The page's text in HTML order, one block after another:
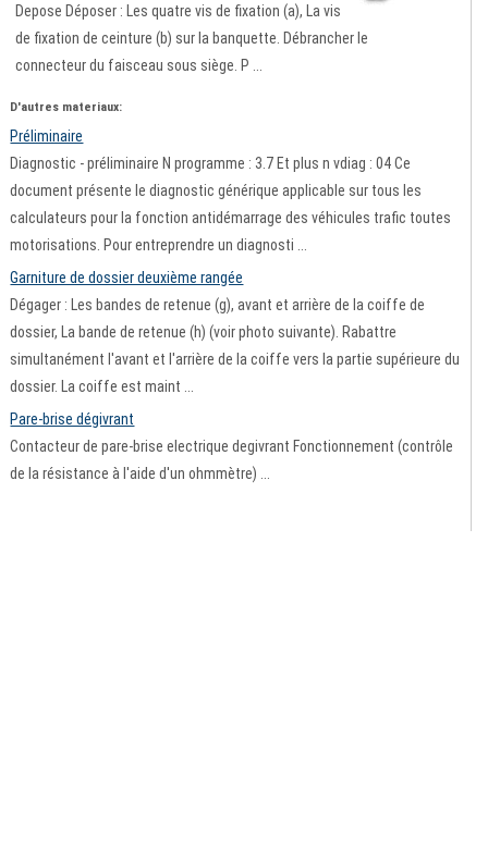
Depose Déposer : Les quatre vis de fixation (a), La vis
de fixation de ceinture (b) sur la banquette. Débrancher le
connecteur du faisceau sous siège. P ...
D'autres materiaux:
Préliminaire
Diagnostic - préliminaire N programme : 3.7 Et plus n vdiag : 04 Ce
document présente le diagnostic générique applicable sur tous les
calculateurs pour la fonction antidémarrage des véhicules trafic toutes
motorisations. Pour entreprendre un diagnosti ...
Garniture de dossier deuxième rangée
Dégager : Les bandes de retenue (g), avant et arrière de la coiffe de
dossier, La bande de retenue (h) (voir photo suivante). Rabattre
simultanément l'avant et l'arrière de la coiffe vers la partie supérieure du
dossier. La coiffe est maint ...
Pare-brise dégivrant
Contacteur de pare-brise electrique degivrant Fonctionnement (contrôle
de la résistance à l'aide d'un ohmmètre) ...